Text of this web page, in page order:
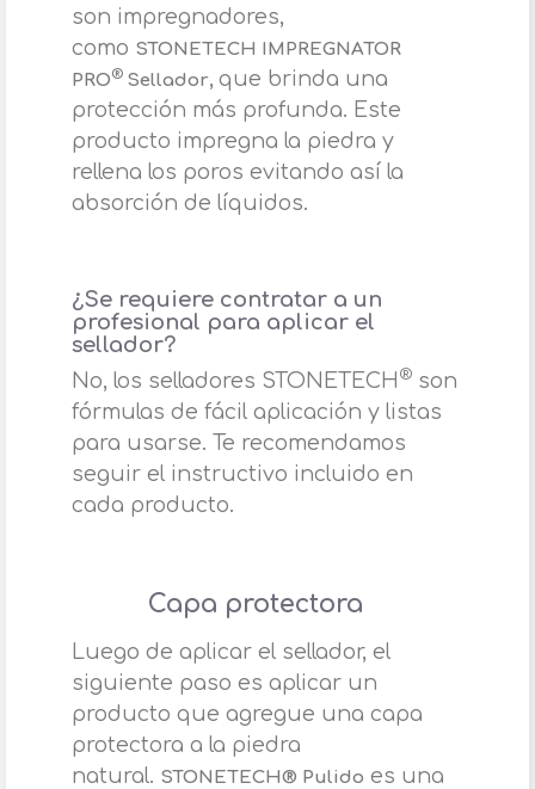
son impregnadores,
como STONETECH IMPREGNATOR
PRO® Sellador, que brinda una
protección más profunda. Este
producto impregna la piedra y
rellena los poros evitando así la
absorción de líquidos.
¿Se requiere contratar a un
profesional para aplicar el
sellador?
No, los selladores STONETECH ® son
fórmulas de fácil aplicación y listas
para usarse. Te recomendamos
seguir el instructivo incluido en
cada producto.
Capa protectora
Luego de aplicar el sellador, el
siguiente paso es aplicar un
producto que agregue una capa
protectora a la piedra
natural. STONETECH® Pulido es una